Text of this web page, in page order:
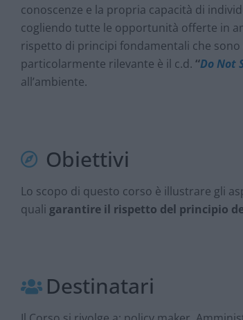
conoscenze e la propria capacità di
cogliendo tutte le opportunità offerte in
rispetto di principi fondamentali che
particolarmente rilevante è il c.d. “Do Not
all’ambiente.
Obiettivi
Lo scopo di questo corso è illustrare gli
quali garantire il rispetto del principio
Destinatari